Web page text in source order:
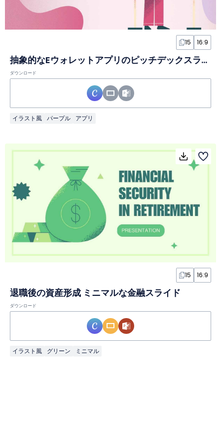
15 16:9
抽象的なEウォレットアプリのピッチデックスライド
ダウンロード
イラスト風 パープル アプリ
15 16:9
退職後の資産形成 ミニマルな金融スライド
ダウンロード
イラスト風 グリーン ミニマル